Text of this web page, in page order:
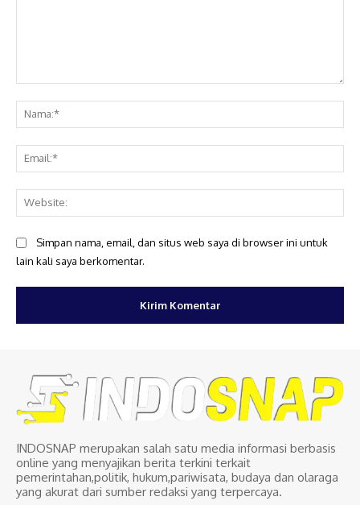
Simpan nama, email, dan situs web saya di browser ini untuk
lain kali saya berkomentar.
INDOSNAP merupakan salah satu media informasi berbasis
online yang menyajikan berita terkini terkait
pemerintahan,politik, hukum,pariwisata, budaya dan olaraga
yang akurat dari sumber redaksi yang terpercaya.